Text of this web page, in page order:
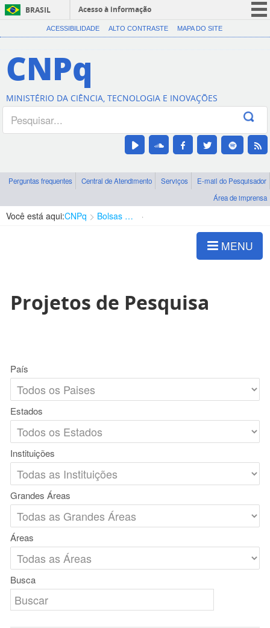
BRASIL
Acesso à informação
CORONAVÍRUS (COVID-19)
Canais
ACESSIBILIDADE ALTO CONTRASTE MAPA DO SITE
CNPq
MINISTÉRIO DA CIÊNCIA, TECNOLOGIA E INOVAÇÕES
Perguntas frequentes Central de Atendimento Serviços
E-mail do Pesquisador
Área de imprensa
Você está aqui:CNPq Bolsas e Auxílios Vigentes
MENU
Projetos de Pesquisa
País
Estados
Instituições
Grandes Áreas
Áreas
Busca